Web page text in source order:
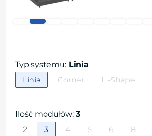
Typ systemu: Linia
Linia
Corner U-Shape
Ilość modułów: 3
2
3 4 5 6 8